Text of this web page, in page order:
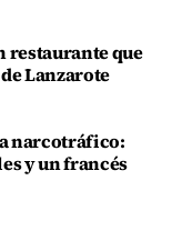
restaurante que
Lanzarote
narcotráfico:
y un francés